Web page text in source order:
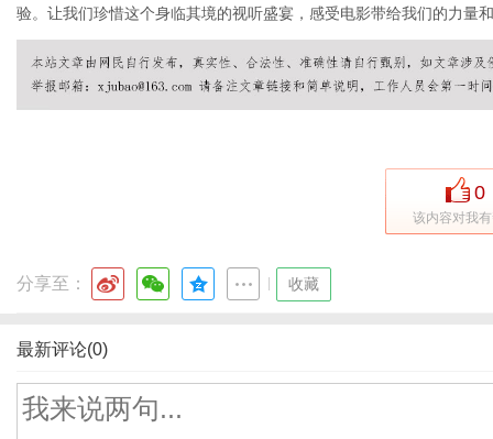
验。让我们珍惜这个身临其境的视听盛宴，感受电影带给我们的力量
0
该内容对我
分享至： 收藏
最新评论(0)